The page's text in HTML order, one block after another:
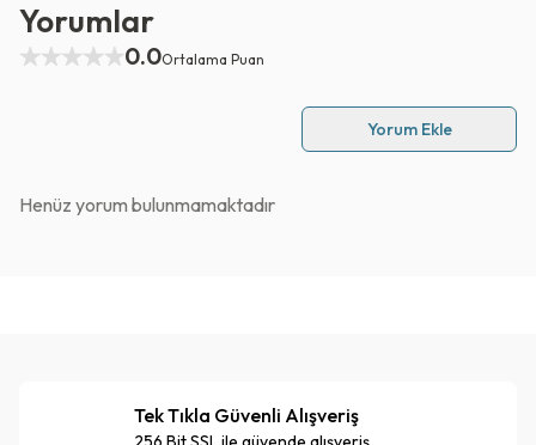
Yorumlar
0.0Ortalama Puan
Yorum Ekle
Henüz yorum bulunmamaktadır
Tek Tıkla Güvenli Alışveriş